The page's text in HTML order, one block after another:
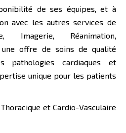
de ses équipes, et à
avec les autres services de
Imagerie, Réanimation,
une offre de soins de qualité
pathologies cardiaques et
unique pour les patients
et Cardio-Vasculaire